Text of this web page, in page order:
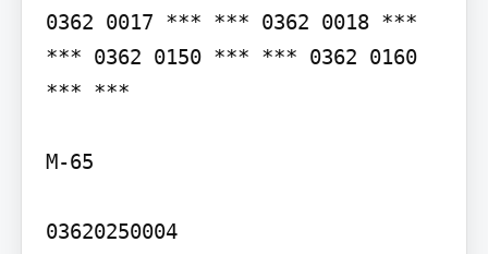
0362 0017 *** *** 0362 0018 ***
*** 0362 0150 *** *** 0362 0160
*** ***
M-65
03620250004